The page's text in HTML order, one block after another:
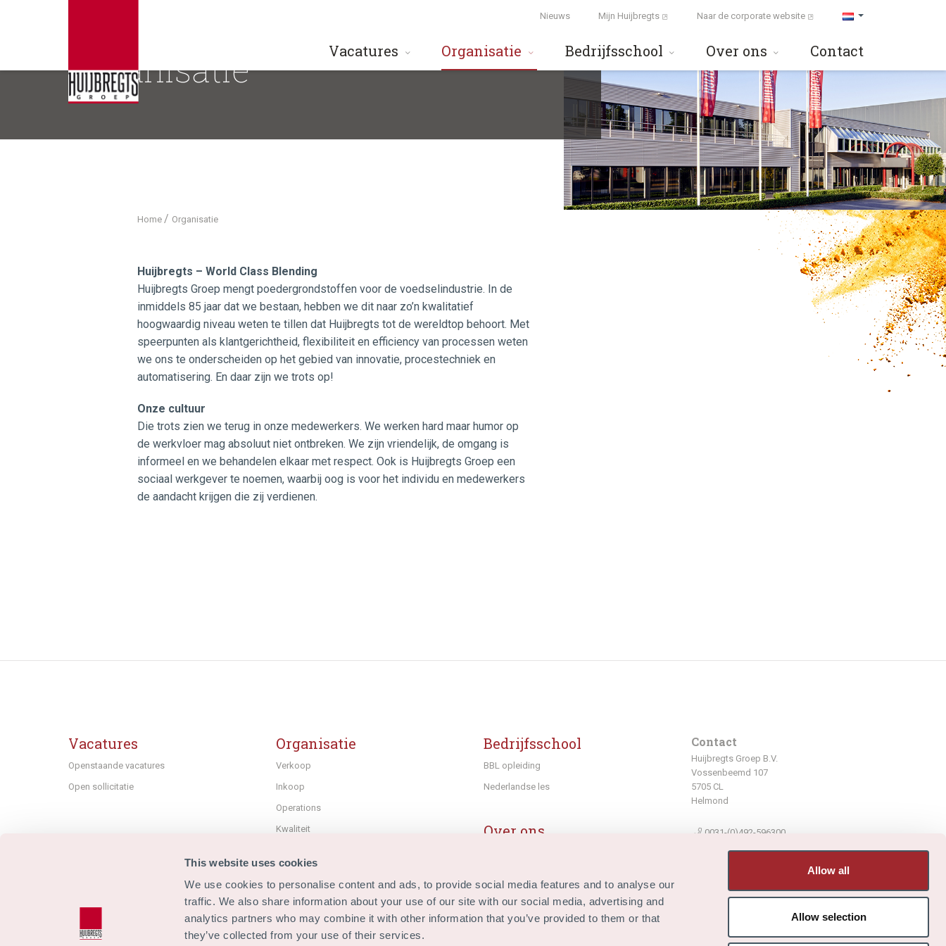
This website uses cookies
We use cookies to personalise content and ads, to provide social media features and to analyse our
traffic. We also share information about your use of our site with our social media, advertising and
analytics partners who may combine it with other information that you’ve provided to them or that
they’ve collected from your use of their services.
Allow all
Allow selection
Nieuws Mijn Huijbregts Naar de corporate website
Vacatures Organisatie Bedrijfsschool Over ons Contact
Organisatie
Home/ Organisatie
Huijbregts – World Class Blending
Huijbregts Groep mengt poedergrondstoffen voor de voedselindustrie. In de
inmiddels 85 jaar dat we bestaan, hebben we dit naar zo’n kwalitatief
hoogwaardig niveau weten te tillen dat Huijbregts tot de wereldtop behoort. Met
speerpunten als klantgerichtheid, flexibiliteit en efficiency van processen weten
we ons te onderscheiden op het gebied van innovatie, procestechniek en
automatisering. En daar zijn we trots op!
Onze cultuur
Die trots zien we terug in onze medewerkers. We werken hard maar humor op
de werkvloer mag absoluut niet ontbreken. We zijn vriendelijk, de omgang is
informeel en we behandelen elkaar met respect. Ook is Huijbregts Groep een
sociaal werkgever te noemen, waarbij oog is voor het individu en medewerkers
de aandacht krijgen die zij verdienen.
Vacatures
Openstaande vacatures
Open sollicitatie
Organisatie
Verkoop
Inkoop
Operations
Kwaliteit
Techniek en innovatie
Communicatie
Bedrijfsschool
BBL opleiding
Nederlandse les
Over ons
Historie
Contact
Huijbregts Groep B.V.
Vossenbeemd 107
5705 CL
Helmond
0031-(0)492-596300
0031-(0)492-550540